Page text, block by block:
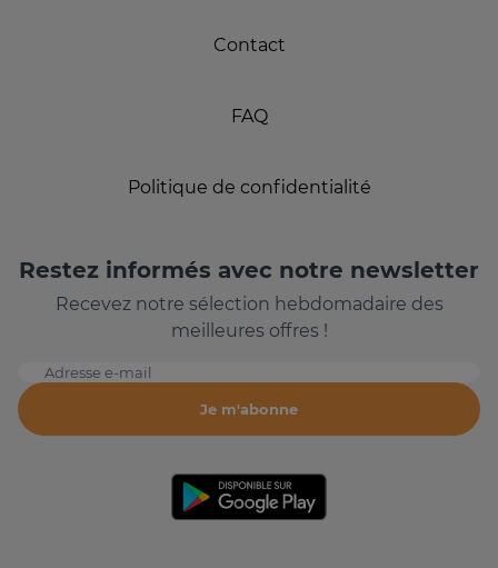
Contact
FAQ
Politique de confidentialité
Restez informés avec notre newsletter
Recevez notre sélection hebdomadaire des
meilleures offres !
Adresse e-mail
Je m'abonne